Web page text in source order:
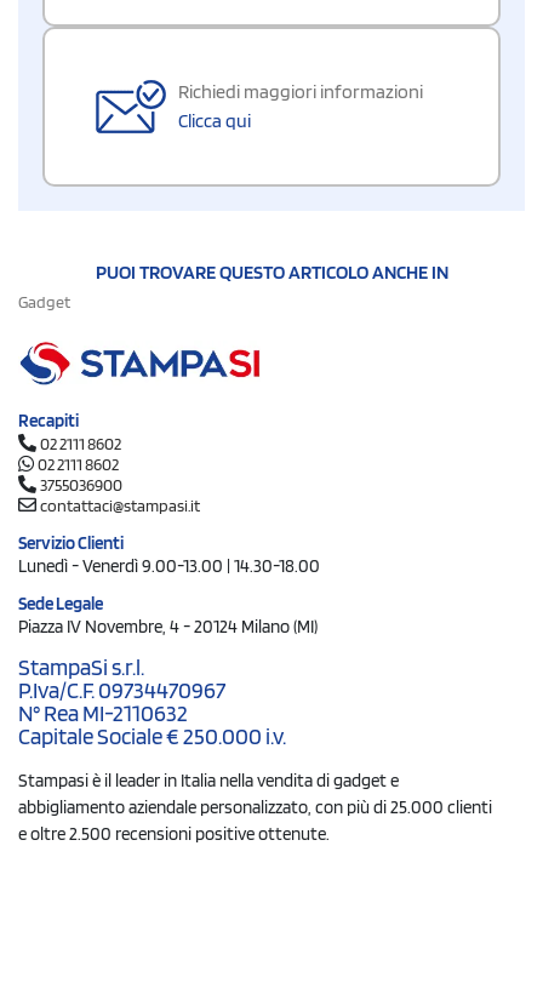
Richiedi maggiori informazioni
Clicca qui
PUOI TROVARE QUESTO ARTICOLO ANCHE IN
Gadget
Recapiti
02 2111 8602
02 2111 8602
3755036900
contattaci@stampasi.it
Servizio Clienti
Lunedì - Venerdì 9.00-13.00 | 14.30-18.00
Sede Legale
Piazza IV Novembre, 4 - 20124 Milano (MI)
StampaSi s.r.l.
P.Iva/C.F. 09734470967
N° Rea MI-2110632
Capitale Sociale € 250.000 i.v.
Stampasi è il leader in Italia nella vendita di gadget e
abbigliamento aziendale personalizzato, con più di 25.000 clienti
e oltre 2.500 recensioni positive ottenute.